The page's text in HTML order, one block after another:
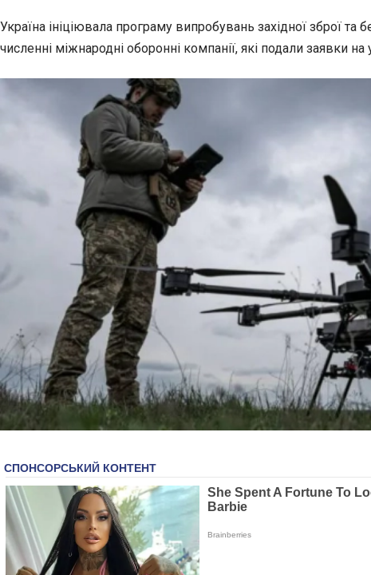
Україна ініціювала програму випробувань західної зброї та
численні міжнародні оборонні компанії, які подали заявки на